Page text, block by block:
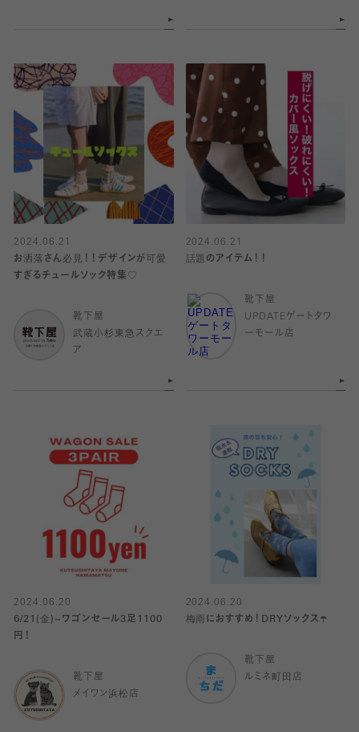
2024.06.21
お洒落さん必見！！デザインが可愛
すぎるチュールソック特集♡
靴下屋
武蔵小杉東急スクエ
ア
2024.06.21
話題のアイテム！！
靴下屋
UPDATEゲートタワ
ーモール店
2024.06.20
6/21(金)~ワゴンセール3足1100
円！
靴下屋
メイワン浜松店
2024.06.20
梅雨におすすめ！DRYソックス☂️
靴下屋
ルミネ町田店